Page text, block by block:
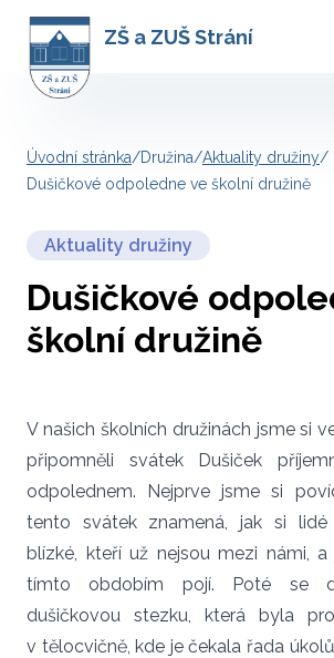
ZŠ a ZUŠ Strání
Úvodní stránka/Družina/Aktuality družiny/
Dušičkové odpoledne ve školní družině
Aktuality družiny
Dušičkové
školní družině
V našich školních družinách jsme si
připomněli svátek Dušiček
odpolednem. Nejprve jsme si
tento svátek znamená, jak si lidé
blízké, kteří už nejsou mezi námi,
tímto obdobím pojí. Poté se
dušičkovou stezku, která byla
v tělocvičně, kde je čekala řada